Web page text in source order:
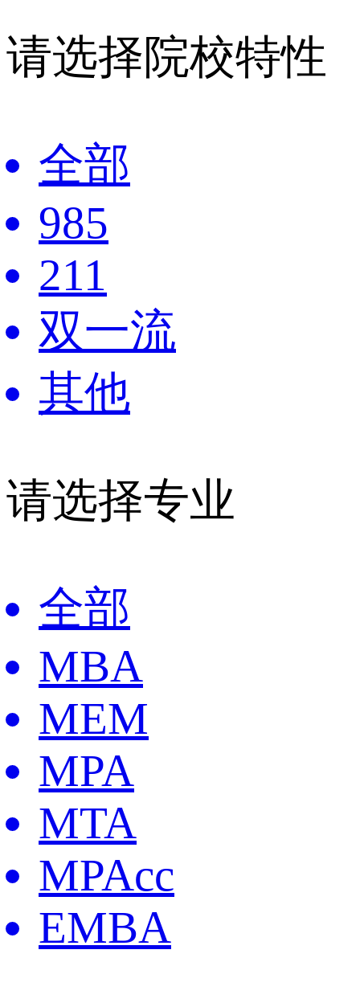
请选择院校特性
全部
985
211
双一流
其他
请选择专业
全部
MBA
MEM
MPA
MTA
MPAcc
EMBA